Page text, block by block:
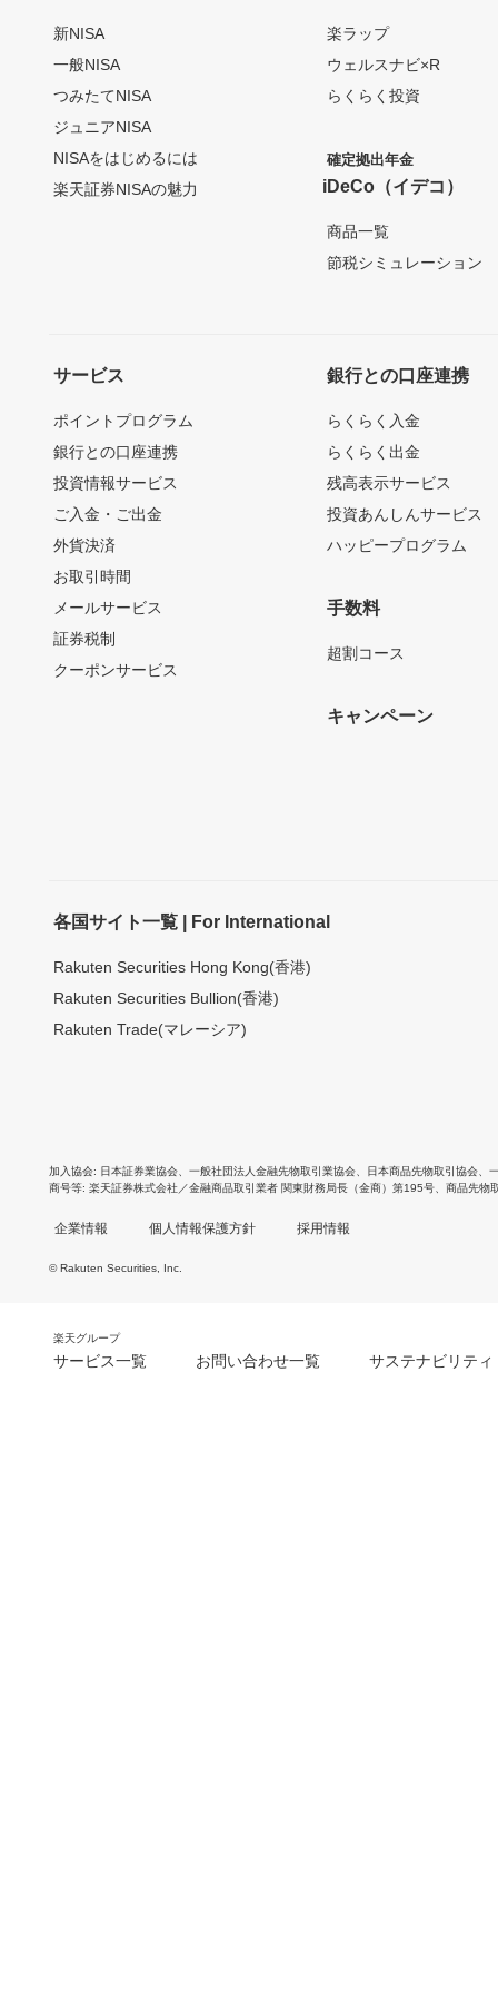
新NISA
一般NISA
つみたてNISA
ジュニアNISA
NISAをはじめるには
楽天証券NISAの魅力
楽ラップ
ウェルスナビ×R
らくらく投資
確定拠出年金
iDeCo（イデコ）
商品一覧
節税シミュレーション
サービス
ポイントプログラム
銀行との口座連携
投資情報サービス
ご入金・ご出金
外貨決済
お取引時間
メールサービス
証券税制
クーポンサービス
銀行との口座連携
らくらく入金
らくらく出金
残高表示サービス
投資あんしんサービス
ハッピープログラム
手数料
超割コース
キャンペーン
各国サイト一覧 | For International
Rakuten Securities Hong Kong(香港)
Rakuten Securities Bullion(香港)
Rakuten Trade(マレーシア)
加入協会 日本証券業協会 一般社団法人金融先物取引業協会 日本商品先物取引協会
商号等 楽天証券株式会社／金融商品取引業者 関東財務局長（金商）第195号、商品先物
企業情報 個人情報保護方針 採用情報
© Rakuten Securities, Inc.
楽天グループ
サービス一覧 お問い合わせ一覧 サステナビリティ